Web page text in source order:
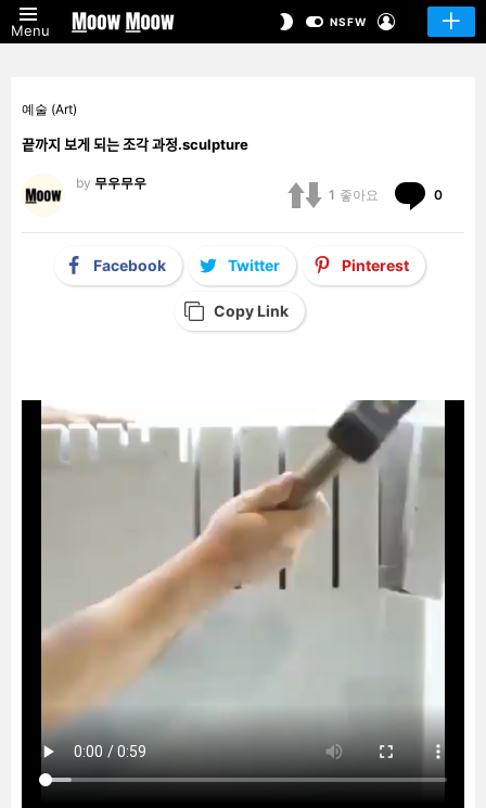
Menu
SWITCHNSFW
예술 (Art)
끝까지 보게 되는 조각 과정.sculpture
by 무우무우
1 좋아요 0
Facebook Twitter Pinterest
Copy Link